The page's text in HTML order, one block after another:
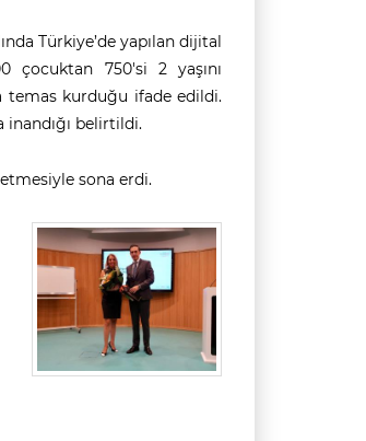
Türkiye’de yapılan dijital
çocuktan 750'si 2 yaşını
temas kurduğu ifade edildi.
inandığı belirtildi.
sona erdi.